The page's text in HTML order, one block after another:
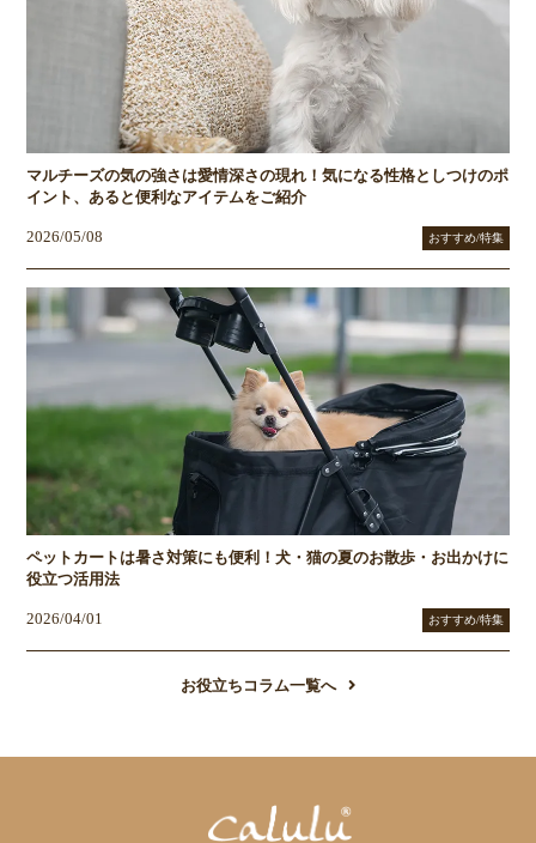
マルチーズの気の強さは愛情深さの現れ！気になる性格としつけのポ
イント、あると便利なアイテムをご紹介
2026/05/08 おすすめ/特集
ペットカートは暑さ対策にも便利！犬・猫の夏のお散歩・お出かけに
役立つ活用法
2026/04/01 おすすめ/特集
お役立ちコラム一覧へ